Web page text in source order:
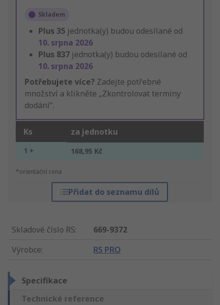
Skladem
Plus 35 jednotka(y) budou odesílané od
10. srpna 2026
Plus 837 jednotka(y) budou odesílané od
10. srpna 2026
Potřebujete více? Zadejte potřebné
množství a klikněte „Zkontrolovat termíny
dodání“.
Ks za jednotku
1 + 168,95 Kč
*orientační cena
Přidat do seznamu dílů
Skladové číslo RS:
669-9372
Výrobce: RS PRO
Specifikace
Technické reference